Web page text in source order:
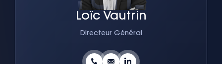
Loïc Vautrin
Directeur Général